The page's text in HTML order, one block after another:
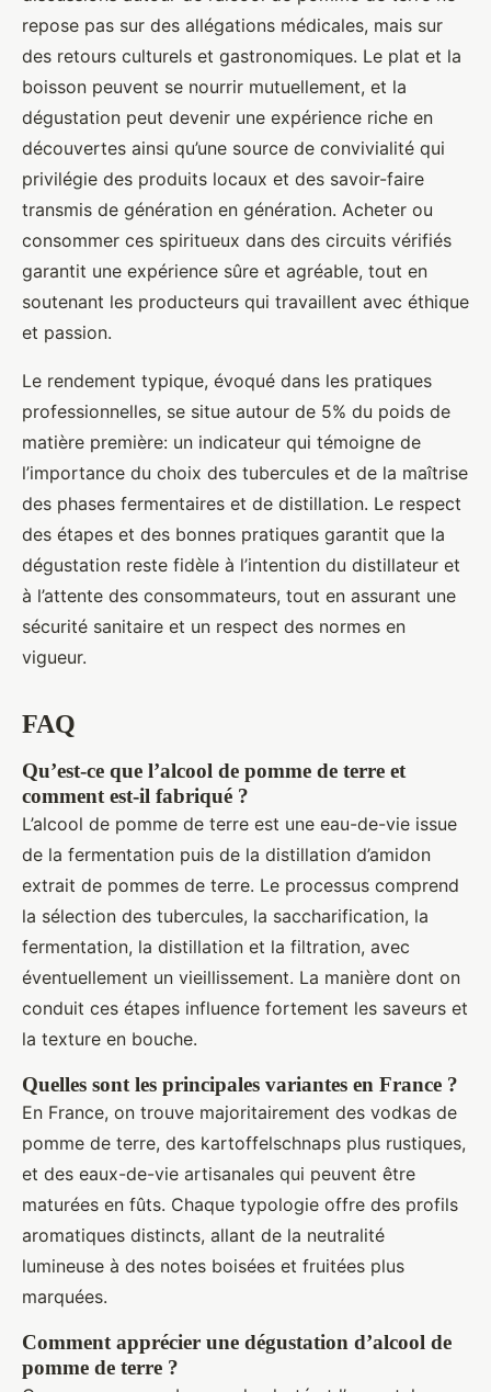
repose pas sur des allégations médicales, mais sur
des retours culturels et gastronomiques. Le plat et la
boisson peuvent se nourrir mutuellement, et la
dégustation peut devenir une expérience riche en
découvertes ainsi qu’une source de convivialité qui
privilégie des produits locaux et des savoir-faire
transmis de génération en génération. Acheter ou
consommer ces spiritueux dans des circuits vérifiés
garantit une expérience sûre et agréable, tout en
soutenant les producteurs qui travaillent avec éthique
et passion.
Le rendement typique, évoqué dans les pratiques
professionnelles, se situe autour de 5% du poids de
matière première: un indicateur qui témoigne de
l’importance du choix des tubercules et de la maîtrise
des phases fermentaires et de distillation. Le respect
des étapes et des bonnes pratiques garantit que la
dégustation reste fidèle à l’intention du distillateur et
à l’attente des consommateurs, tout en assurant une
sécurité sanitaire et un respect des normes en
vigueur.
FAQ
Qu’est-ce que l’alcool de pomme de terre et
comment est-il fabriqué ?
L’alcool de pomme de terre est une eau-de-vie issue
de la fermentation puis de la distillation d’amidon
extrait de pommes de terre. Le processus comprend
la sélection des tubercules, la saccharification, la
fermentation, la distillation et la filtration, avec
éventuellement un vieillissement. La manière dont on
conduit ces étapes influence fortement les saveurs et
la texture en bouche.
Quelles sont les principales variantes en France ?
En France, on trouve majoritairement des vodkas de
pomme de terre, des kartoffelschnaps plus rustiques,
et des eaux-de-vie artisanales qui peuvent être
maturées en fûts. Chaque typologie offre des profils
aromatiques distincts, allant de la neutralité
lumineuse à des notes boisées et fruitées plus
marquées.
Comment apprécier une dégustation d’alcool de
pomme de terre ?